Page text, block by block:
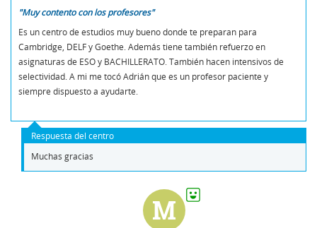
"Muy contento con los profesores"
Es un centro de estudios muy bueno donde te preparan para
Cambridge, DELF y Goethe. Además tiene también refuerzo en
asignaturas de ESO y BACHILLERATO. También hacen intensivos de
selectividad. A mi me tocó Adrián que es un profesor paciente y
siempre dispuesto a ayudarte.
Respuesta del centro
Muchas gracias
M